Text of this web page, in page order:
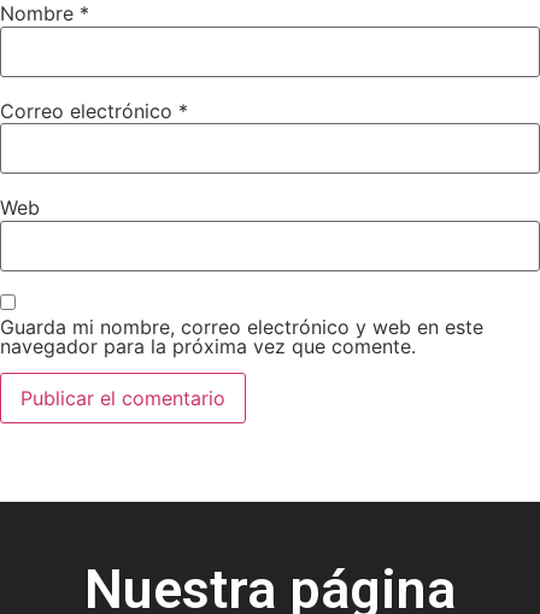
Nombre *
Correo electrónico *
Web
Guarda mi nombre, correo electrónico y web en este
navegador para la próxima vez que comente.
Nuestra página